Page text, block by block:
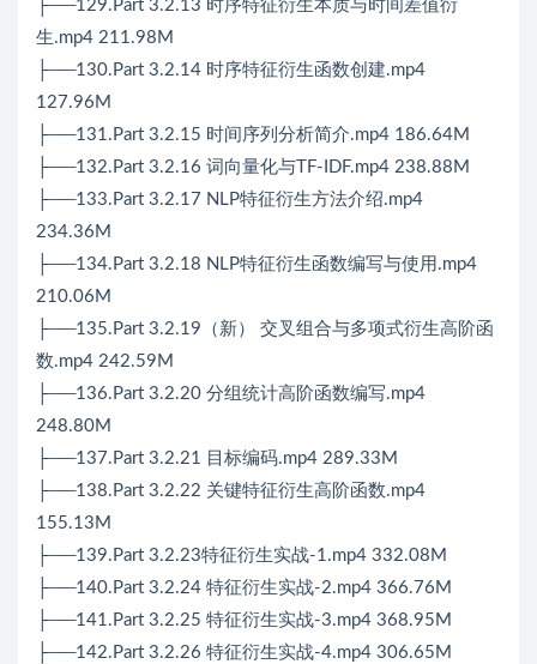
├──129.Part 3.2.13 时序特征衍生本质与时间差值衍
生.mp4 211.98M
├──130.Part 3.2.14 时序特征衍生函数创建.mp4
127.96M
├──131.Part 3.2.15 时间序列分析简介.mp4 186.64M
├──132.Part 3.2.16 词向量化与TF-IDF.mp4 238.88M
├──133.Part 3.2.17 NLP特征衍生方法介绍.mp4
234.36M
├──134.Part 3.2.18 NLP特征衍生函数编写与使用.mp4
210.06M
├──135.Part 3.2.19（新） 交叉组合与多项式衍生高阶函
数.mp4 242.59M
├──136.Part 3.2.20 分组统计高阶函数编写.mp4
248.80M
├──137.Part 3.2.21 目标编码.mp4 289.33M
├──138.Part 3.2.22 关键特征衍生高阶函数.mp4
155.13M
├──139.Part 3.2.23特征衍生实战-1.mp4 332.08M
├──140.Part 3.2.24 特征衍生实战-2.mp4 366.76M
├──141.Part 3.2.25 特征衍生实战-3.mp4 368.95M
├──142.Part 3.2.26 特征衍生实战-4.mp4 306.65M